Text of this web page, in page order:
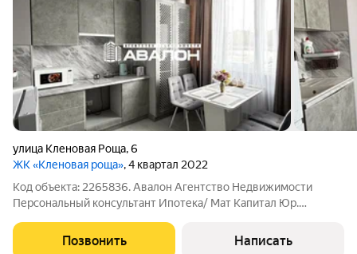
улица Кленовая Роща,6
ЖК «Кленовая роща», 4 квартал 2022
Код объекта: 2265836. Авалон Агентство Недвижимости
Персональный консультант Ипотека/ Мат Капитал Юр.
хребет и Бештау. новый современный ремонт; просторная
спaльня; индивидуальное отопление;
Позвонить Написать